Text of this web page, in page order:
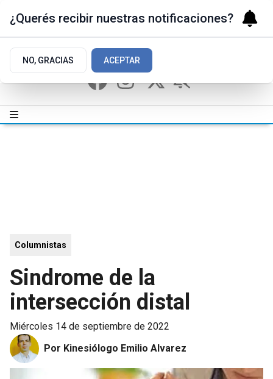
Columnistas
Sindrome de la
intersección distal
miércoles 14 de septiembre de 2022
Por Kinesiólogo Emilio Alvarez
¿Querés recibir nuestras notificaciones?
NO, GRACIAS ACEPTAR